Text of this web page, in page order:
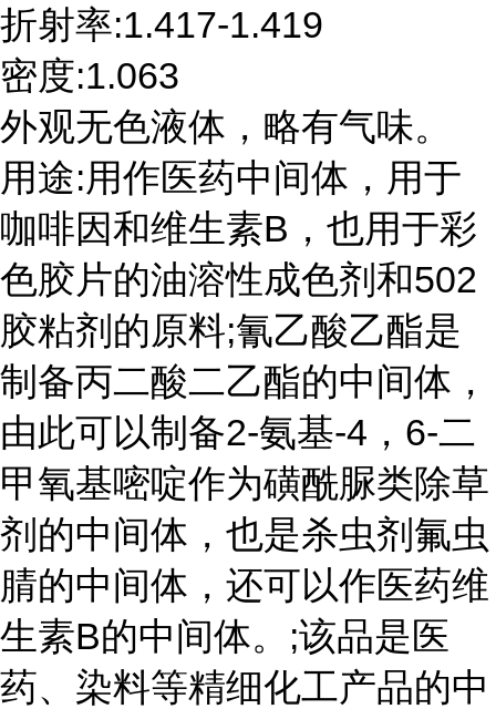
折射率:1.417-1.419
密度:1.063
外观无色液体，略有气味。
用途:用作医药中间体，用于
咖啡因和维生素B，也用于彩
色胶片的油溶性成色剂和502
胶粘剂的原料;氰乙酸乙酯是
制备丙二酸二乙酯的中间体，
由此可以制备2-氨基-4，6-二
甲氧基嘧啶作为磺酰脲类除草
剂的中间体，也是杀虫剂氟虫
腈的中间体，还可以作医药维
生素B的中间体。;该品是医
药、染料等精细化工产品的中